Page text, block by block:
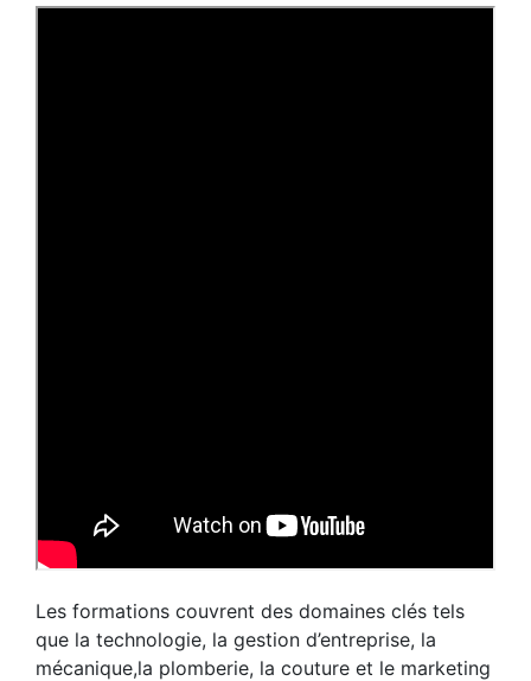
Les formations couvrent des domaines clés tels
que la technologie, la gestion d’entreprise, la
mécanique,la plomberie, la couture et le marketing